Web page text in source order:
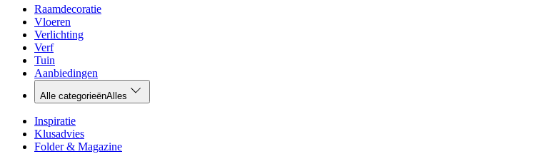
Raamdecoratie
Vloeren
Verlichting
Verf
Tuin
Aanbiedingen
Alle categorieënAlles
Inspiratie
Klusadvies
Folder & Magazine